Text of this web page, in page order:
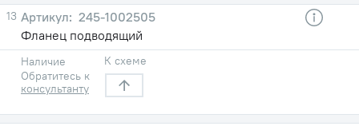
13
245-1002505
Фланец подводящий
Наличие
Обратитесь к
консультанту
К схеме